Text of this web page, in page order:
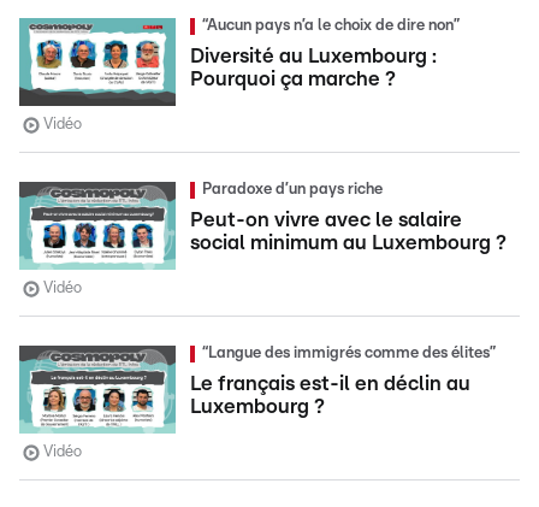
“Aucun pays n’a le choix de dire non”
Diversité au Luxembourg :
Pourquoi ça marche ?
Vidéo
Paradoxe d’un pays riche
Peut-on vivre avec le salaire
social minimum au Luxembourg ?
Vidéo
“Langue des immigrés comme des élites”
Le français est-il en déclin au
Luxembourg ?
Vidéo